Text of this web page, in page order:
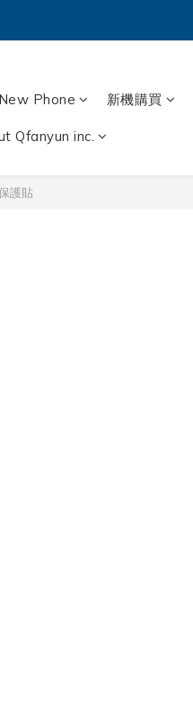
New Phone 新機購買
Qfanyun inc.
護貼